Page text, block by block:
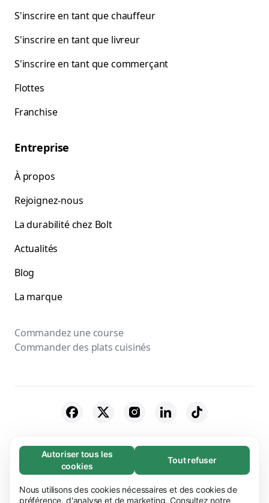
Nécessaires (65)
Les cookies nécessaires contribuent à rendre
notre site web utilisable en activant des
fonctions de base comme la navigation de page.
En savoir plus
Autoriser tous les
cookies
Tout refuser
Nous utilisons des cookies nécessaires et des cookies de
préférence, d'analyse et de marketing. Consultez notre
S'inscrire en tant que chauffeur
S'inscrire en tant que livreur
S'inscrire en tant que commerçant
Flottes
Franchise
Entreprise
À propos
Rejoignez-nous
La durabilité chez Bolt
Actualités
Blog
La marque
Commandez une course
Commander des plats cuisinés
© 2026 Bolt Technology OÜ
Fournisseurs
Conditions générales
Confidentialité
Cookies Sécurité